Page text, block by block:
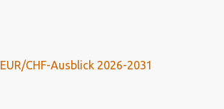
EUR/CHF-Ausblick 2026-2031